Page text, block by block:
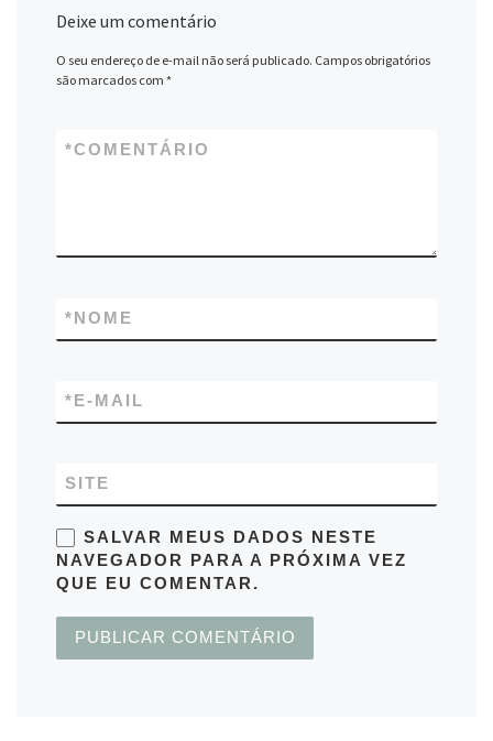
Deixe um comentário
O seu endereço de e-mail não será publicado. Campos obrigatórios
são marcados com*
COMENTÁRIO
*
NOME
*
E-MAIL
*
SITE
SALVAR MEUS DADOS NESTE
NAVEGADOR PARA A PRÓXIMA VEZ
QUE EU COMENTAR.